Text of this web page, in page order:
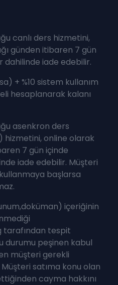
canlı ders hizmetini,
günden itibaren 7 gün
dahilinde iade edebilir.
+ %10 sistem kullanım
hesaplanarak kalanı
asenkron ders
hizmetini, online olarak
7 gün içinde
iade edebilir. Müşteri
başlarsa
içeriğinin
tespit
durumu peşinen kabul
müşteri gerekli
Müşteri satıma konu olan
cayma hakkını